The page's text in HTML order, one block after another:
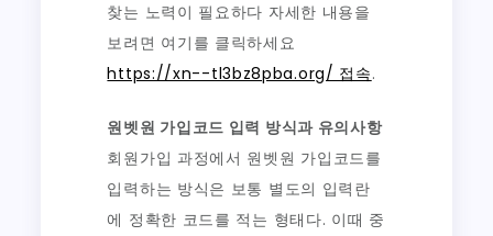
찾는 노력이 필요하다 자세한 내용을
보려면 여기를 클릭하세요
https://xn--tl3bz8pba.org/ 접속.
원벳원 가입코드 입력 방식과 유의사항
회원가입 과정에서 원벳원 가입코드를
입력하는 방식은 보통 별도의 입력란
에 정확한 코드를 적는 형태다. 이때 중